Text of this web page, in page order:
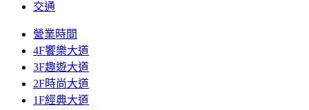
交通
營業時間
4F饗樂大道
3F趣遊大道
2F時尚大道
1F經典大道